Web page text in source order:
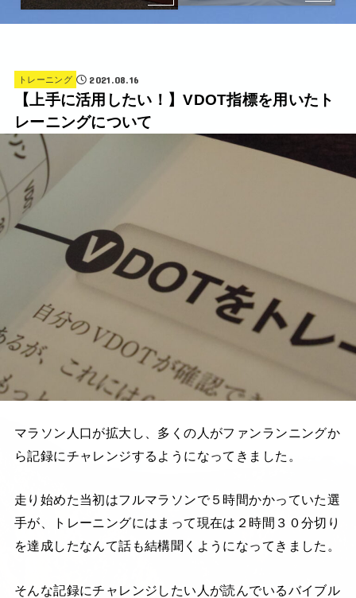
トレーニング 2021.08.16
【上手に活用したい！】VDOT指標を用いたト
レーニングについて
マラソン人口が拡大し、多くの人がファンランニングか
ら記録にチャレンジするようになってきました。
走り始めた当初はフルマラソンで５時間かかっていた選
手が、トレーニングにはまって現在は２時間３０分切り
を達成したなんて話も結構聞くようになってきました。
そんな記録にチャレンジしたい人が読んでいるバイブル